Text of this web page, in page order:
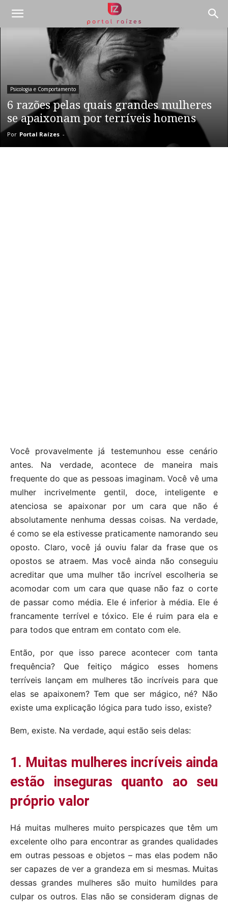
Psicologia e Comportamento
6 razões pelas quais grandes mulheres
se apaixonam por terríveis homens
Por Portal Raízes -
Você provavelmente já testemunhou esse cenário
antes. Na verdade, acontece de maneira mais
frequente do que as pessoas imaginam. Você vê uma
mulher incrivelmente gentil, doce, inteligente e
atenciosa se apaixonar por um cara que não é
absolutamente nenhuma dessas coisas. Na verdade,
é como se ela estivesse praticamente namorando seu
oposto. Claro, você já ouviu falar da frase que os
opostos se atraem. Mas você ainda não conseguiu
acreditar que uma mulher tão incrível escolheria se
acomodar com um cara que quase não faz o corte
de passar como média. Ele é inferior à média. Ele é
francamente terrível e tóxico. Ele é ruim para ela e
para todos que entram em contato com ele.
Então, por que isso parece acontecer com tanta
frequência? Que feitiço mágico esses homens
terríveis lançam em mulheres tão incríveis para que
elas se apaixonem? Tem que ser mágico, né? Não
existe uma explicação lógica para tudo isso, existe?
Bem, existe. Na verdade, aqui estão seis delas:
1. Muitas mulheres incríveis ainda
estão inseguras quanto ao seu
próprio valor
Há muitas mulheres muito perspicazes que têm um
excelente olho para encontrar as grandes qualidades
em outras pessoas e objetos – mas elas podem não
ser capazes de ver a grandeza em si mesmas. Muitas
dessas grandes mulheres são muito humildes para
culpar os outros. Elas não se consideram dignas de